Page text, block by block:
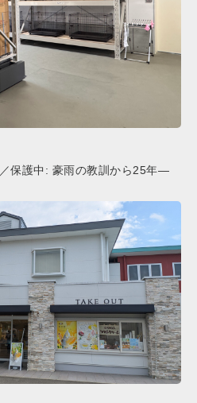
保護中: 豪雨の教訓から25年―